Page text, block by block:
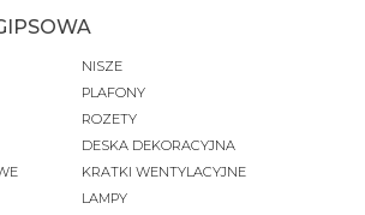
NISZE
PLAFONY
ROZETY
DESKA DEKORACYJNA
KRATKI WENTYLACYJNE
LAMPY